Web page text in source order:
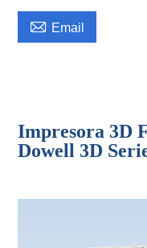
 Email
Impresora 3D
Dowell 3D